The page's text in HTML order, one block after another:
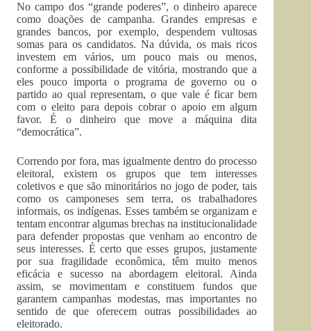
No campo dos “grande poderes”, o dinheiro aparece
como doações de campanha. Grandes empresas e
grandes bancos, por exemplo, despendem vultosas
somas para os candidatos. Na dúvida, os mais ricos
investem em vários, um pouco mais ou menos,
conforme a possibilidade de vitória, mostrando que a
eles pouco importa o programa de governo ou o
partido ao qual representam, o que vale é ficar bem
com o eleito para depois cobrar o apoio em algum
favor. É o dinheiro que move a máquina dita
“democrática”.
Correndo por fora, mas igualmente dentro do processo
eleitoral, existem os grupos que tem interesses
coletivos e que são minoritários no jogo de poder, tais
como os camponeses sem terra, os trabalhadores
informais, os indígenas. Esses também se organizam e
tentam encontrar algumas brechas na institucionalidade
para defender propostas que venham ao encontro de
seus interesses. É certo que esses grupos, justamente
por sua fragilidade econômica, têm muito menos
eficácia e sucesso na abordagem eleitoral. Ainda
assim, se movimentam e constituem fundos que
garantem campanhas modestas, mas importantes no
sentido de que oferecem outras possibilidades ao
eleitorado.